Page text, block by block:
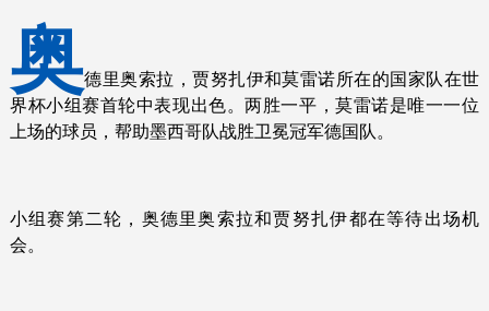
奥德里奥索拉，贾努扎伊和莫雷诺所在的国家队在世
界杯小组赛首轮中表现出色。两胜一平，莫雷诺是唯一一位
上场的球员，帮助墨西哥队战胜卫冕冠军德国队。
小组赛第二轮，奥德里奥索拉和贾努扎伊都在等待出场机
会。